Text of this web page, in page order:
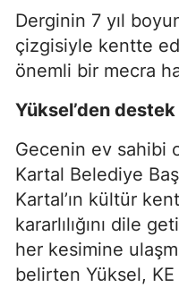
Derginin 7 yıl
çizgisiyle kentte
önemli bir mecra
Yüksel’den destek
Gecenin ev sahibi
Kartal Belediye
Kartal’ın kültür
kararlılığını dile
her kesimine
belirten Yüksel,